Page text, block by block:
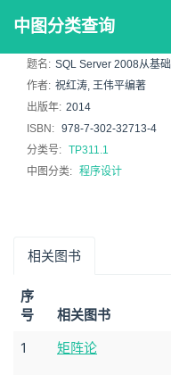
中图分类查询
题名: SQL Server 2008从基
作者: 祝红涛, 王伟平编著
出版年: 2014
ISBN: 978-7-302-32713-4
分类号: TP311.1
中图分类: 程序设计
相关图书
序
号
相关图书
1
矩阵论